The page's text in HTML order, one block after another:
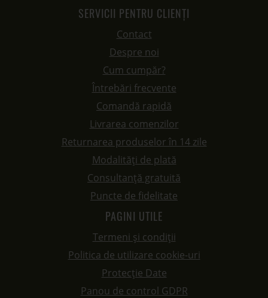
SERVICII PENTRU CLIENȚI
Contact
Despre noi
Cum cumpăr?
Întrebări frecvente
Comandă rapidă
Livrarea comenzilor
Returnarea produselor în 14 zile
Modalități de plată
Consultanță gratuită
Puncte de fidelitate
PAGINI UTILE
Termeni și condiții
Politica de utilizare cookie-uri
Protecție Date
Panou de control GDPR